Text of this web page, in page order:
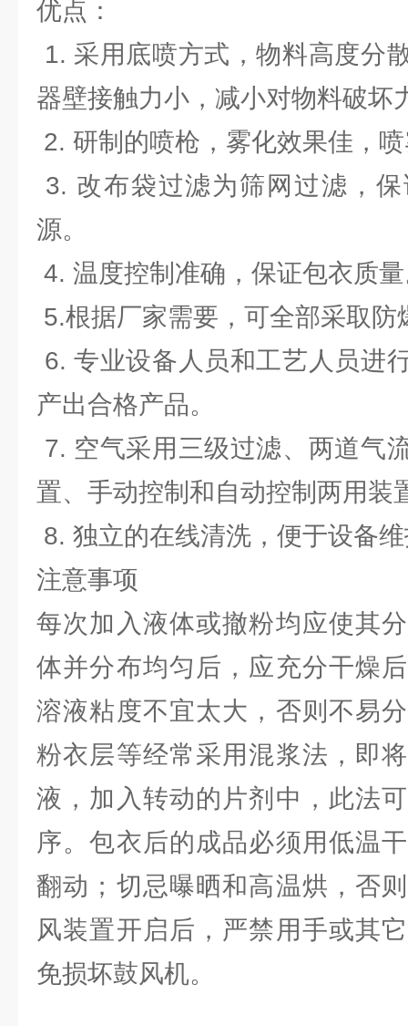
优点：
1. 采用底喷方式，物料高度分
器壁接触力小，减小对物料破坏
2. 研制的喷枪，雾化效果佳，
3. 改布袋过滤为筛网过滤，
源。
4. 温度控制准确，保证包衣质
5.根据厂家需要，可全部采取防
6. 专业设备人员和工艺人员进
产出合格产品。
7. 空气采用三级过滤、两道气
置、手动控制和自动控制两用装
8. 独立的在线清洗，便于设备
注意事项
每次加入液体或撤粉均应使其
体并分布均匀后，应充分干燥
溶液粘度不宜太大，否则不易
粉衣层等经常采用混浆法，即
液，加入转动的片剂中，此法
序。包衣后的成品必须用低温
翻动；切忌曝晒和高温烘，否
风装置开启后，严禁用手或其
免损坏鼓风机。